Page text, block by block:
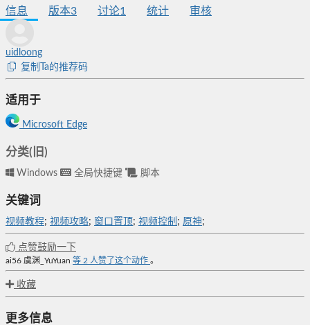
信息 版本3 讨论1 统计 审核
uidloong
复制Ta的推荐码
适用于
Microsoft Edge
分类(旧)
Windows 全局快捷键 脚本
关键词
视频教程; 视频攻略; 窗口置顶; 视频控制 ; 原神;
点赞鼓励一下
ai56 虞渊_YuYuan 等 2 人赞了这个动作 。
收藏
更多信息